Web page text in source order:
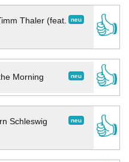
neu
Thaler (feat.
👍
neu
Morning
👍
neu
Schleswig
👍